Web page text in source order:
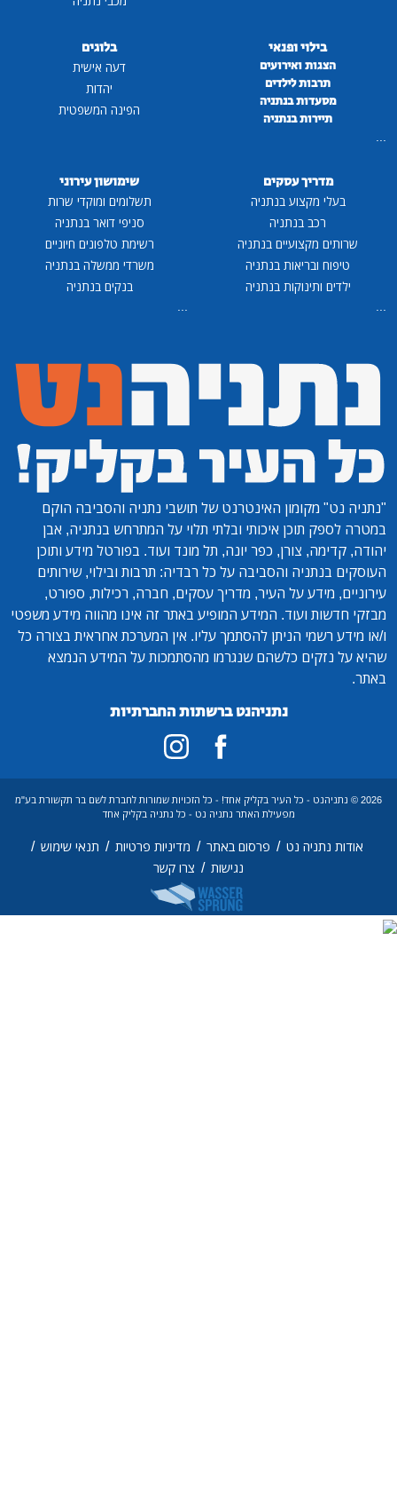
בילוי ופנאי
הצגות ואירועים
תרבות לילדים
מסעדות בנתניה
תיירות בנתניה
בלוגים
דעה אישית
יהדות
הפינה המשפטית
מדריך עסקים
בעלי מקצוע בנתניה
רכב בנתניה
שרותים מקצועיים בנתניה
טיפוח ובריאות בנתניה
ילדים ותינוקות בנתניה
שימושון עירוני
תשלומים ומוקדי שרות
סניפי דואר בנתניה
רשימת טלפונים חיוניים
משרדי ממשלה בנתניה
בנקים בנתניה
"נתניה נט" מקומון האינטרנט של תושבי נתניה והסביבה הוקם
במטרה לספק תוכן איכותי ובלתי תלוי על המתרחש בנתניה, אבן
יהודה, קדימה, צורן, כפר יונה, תל מונד ועוד. בפורטל מידע ותוכן
העוסקים בנתניה והסביבה על כל רבדיה: תרבות ובילוי, שירותים
עירוניים, מידע על העיר, מדריך עסקים, חברה, רכילות, ספורט,
מבזקי חדשות ועוד. המידע המופיע באתר זה אינו מהווה מידע משפטי
ו/או מידע רשמי הניתן להסתמך עליו. אין המערכת אחראית בצורה כל
שהיא על נזקים כלשהם שנגרמו מהסתמכות על המידע הנמצא
באתר.
נתניהנט ברשתות החברתיות
2026 © נתניהנט - כל העיר בקליק אחד! - כל הזכויות שמורות לחברת לשם בר תקשורת בע"מ
מפעילת האתר נתניה נט - כל נתניה בקליק אחד
אודות נתניה נט / פרסום באתר / מדיניות פרטיות / תנאי שימוש /
נגישות / צרו קשר